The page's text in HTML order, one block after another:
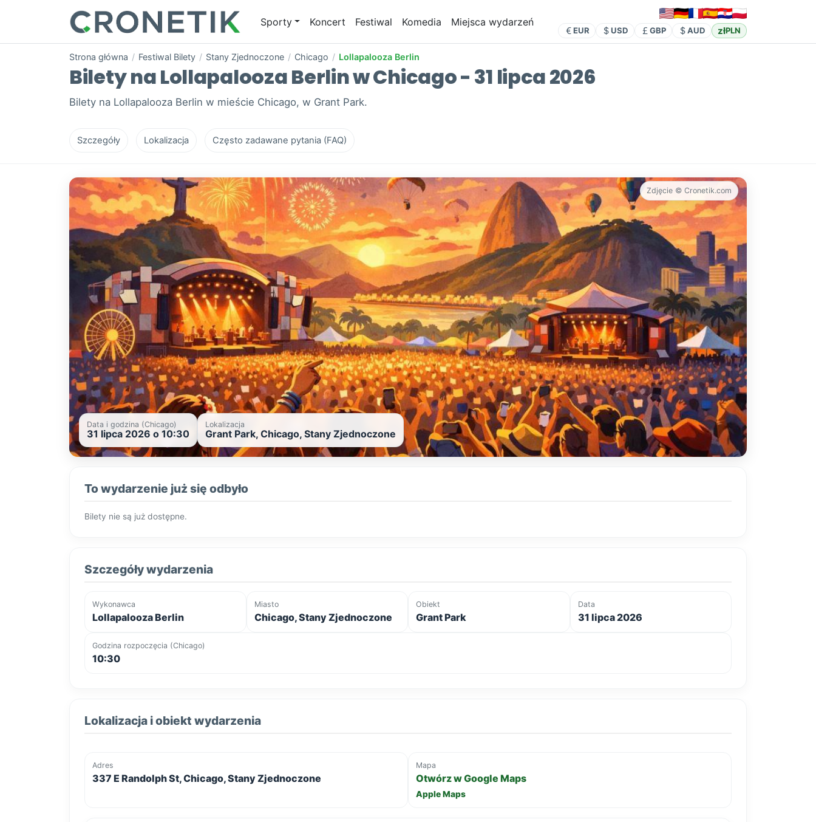
Sporty Koncert Festiwal Komedia Miejsca wydarzeń
EUR USD GBP AUD złPLN
Strona główna / Festiwal Bilety / Stany Zjednoczone / Chicago / Lollapalooza Berlin
Bilety na Lollapalooza Berlin w Chicago - 31 lipca 2026
Bilety na Lollapalooza Berlin w mieście Chicago, w Grant Park.
Szczegóły Lokalizacja Często zadawane pytania (FAQ)
Zdjęcie © Cronetik.com
Data i godzina (Chicago)
31 lipca 2026 o 10:30
Lokalizacja
Grant Park, Chicago, Stany Zjednoczone
To wydarzenie już się odbyło
Bilety nie są już dostępne.
Szczegóły wydarzenia
Wykonawca
Lollapalooza Berlin
Miasto
Chicago, Stany Zjednoczone
Obiekt
Grant Park
Data
31 lipca 2026
Godzina rozpoczęcia (Chicago)
10:30
Lokalizacja i obiekt wydarzenia
Adres
337 E Randolph St, Chicago, Stany Zjednoczone
Mapa
Otwórz w Google Maps
Apple Maps